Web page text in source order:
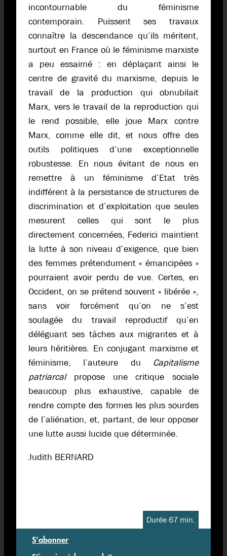
incontournable du féminisme
contemporain. Puissent ses travaux
connaître la descendance qu’ils méritent,
surtout en France où le féminisme marxiste
a peu essaimé : en déplaçant ainsi le
centre de gravité du marxisme, depuis le
travail de la production qui obnubilait
Marx, vers le travail de la reproduction qui
le rend possible, elle joue Marx contre
Marx, comme elle dit, et nous offre des
outils politiques d’une exceptionnelle
robustesse. En nous évitant de nous en
remettre à un féminisme d’Etat très
indifférent à la persistance de structures de
discrimination et d’exploitation que seules
mesurent celles qui sont le plus
directement concernées, Federici maintient
la lutte à son niveau d’exigence, que bien
des femmes prétendument « émancipées »
pourraient avoir perdu de vue. Certes, en
Occident, on se prétend souvent « libérée »,
sans voir forcément qu’on ne s’est
soulagée du travail reproductif qu’en
déléguant ses tâches aux migrantes et à
leurs héritières. En conjugant marxisme et
féminisme, l’auteure du Capitalisme
patriarcalpropose une critique sociale
beaucoup plus exhaustive, capable de
rendre compte des formes les plus sourdes
de l’aliénation, et, partant, de leur opposer
une lutte aussi lucide que déterminée.
Judith BERNARD
Durée 67 min.
S’abonner